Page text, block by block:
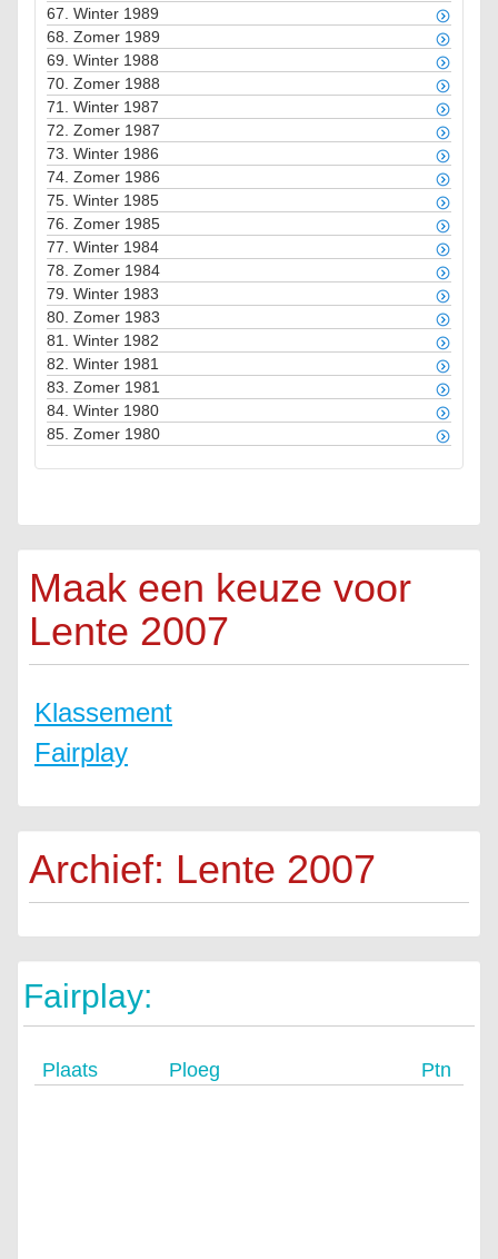
67. Winter 1989
68. Zomer 1989
69. Winter 1988
70. Zomer 1988
71. Winter 1987
72. Zomer 1987
73. Winter 1986
74. Zomer 1986
75. Winter 1985
76. Zomer 1985
77. Winter 1984
78. Zomer 1984
79. Winter 1983
80. Zomer 1983
81. Winter 1982
82. Winter 1981
83. Zomer 1981
84. Winter 1980
85. Zomer 1980
Maak een keuze voor
Lente 2007
Klassement
Fairplay
Archief: Lente 2007
Fairplay:
Plaats Ploeg Ptn